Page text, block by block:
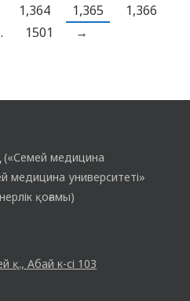
жан-жақты болып
жасау. Жалпы
1,364 1,365
1,366
1501 →
медицина
медицина университеті»
қоғамы)
қ., Абай к-сі 103